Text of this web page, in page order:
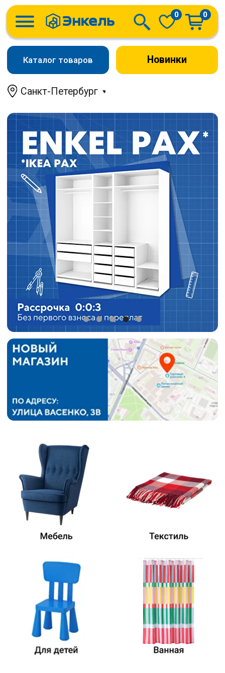
Новинки
Санкт-Петербург